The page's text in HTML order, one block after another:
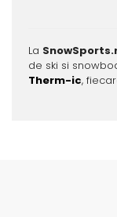
La
de ski si
Therm-ic,